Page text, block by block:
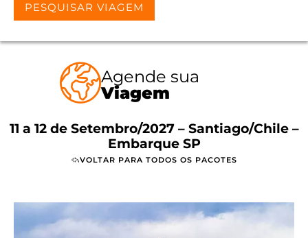
PESQUISAR VIAGEM
Agende sua
Viagem
11 a 12 de Setembro/2027 – Santiago/Chile –
Embarque SP
VOLTAR PARA TODOS OS PACOTES